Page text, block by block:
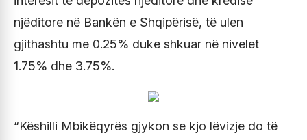
njëditore në Bankën e Shqipërisë, të ulen
gjithashtu me 0.25% duke shkuar në nivelet
1.75% dhe 3.75%.
“Këshilli Mbikëqyrës gjykon se kjo lëvizje do të